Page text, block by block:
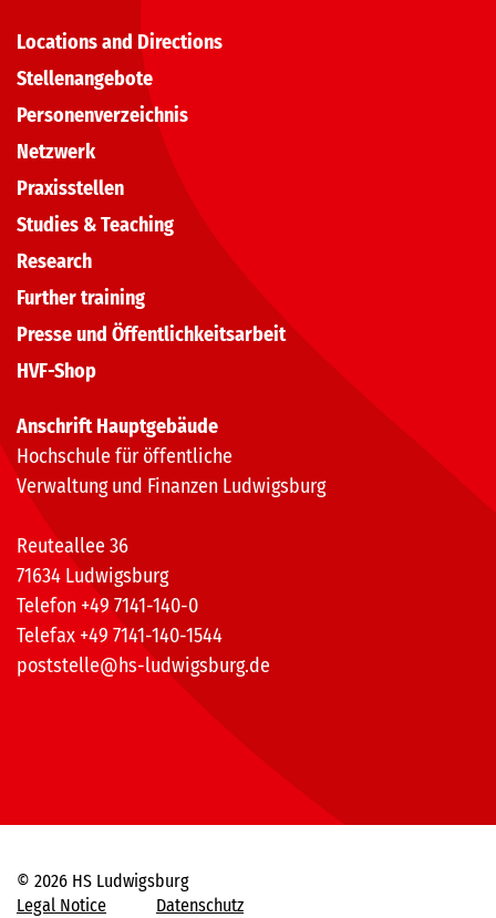
Locations and Directions
Stellenangebote
Personenverzeichnis
Netzwerk
Praxisstellen
Studies & Teaching
Research
Further training
Presse und Öffentlichkeitsarbeit
HVF-Shop
Anschrift Hauptgebäude
Hochschule für öffentliche
Verwaltung und Finanzen Ludwigsburg
Reuteallee 36
71634 Ludwigsburg
Telefon +49 7141-140-0
Telefax +49 7141-140-1544
poststelle@hs-ludwigsburg.de
© 2026 HS Ludwigsburg
Legal Notice
Datenschutz